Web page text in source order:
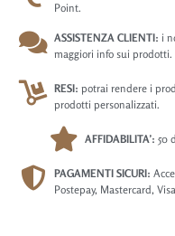
Point.
ASSISTENZA CLIENTI: i
maggiori info sui prodotti.
RESI: potrai rendere i
prodotti personalizzati.
AFFIDABILITA’: 50
PAGAMENTI SICURI:
Postepay, Mastercard,